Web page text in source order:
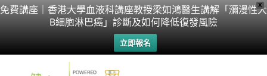
X
免費講座｜香港大學血液科講座教授梁如鴻醫生講解「瀰漫性大
B細胞淋巴癌」診斷及如何降低復發風險
立即報名
Skip